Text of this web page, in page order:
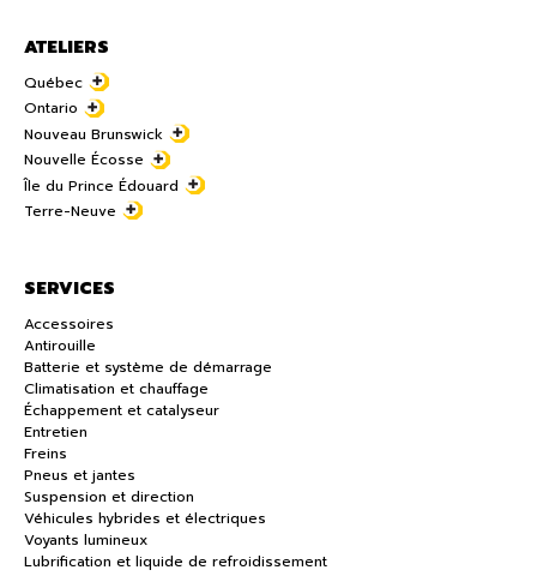
ATELIERS
Québec
Ontario
Nouveau Brunswick
Nouvelle Écosse
Île du Prince Édouard
Terre-Neuve
SERVICES
Accessoires
Antirouille
Batterie et système de démarrage
Climatisation et chauffage
Échappement et catalyseur
Entretien
Freins
Pneus et jantes
Suspension et direction
Véhicules hybrides et électriques
Voyants lumineux
Lubrification et liquide de refroidissement